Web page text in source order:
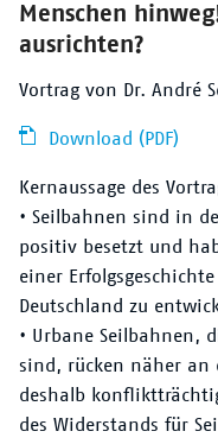
Menschen
ausrichten?
Vortrag von Dr. André
Download (PDF)
Kernaussage des
• Seilbahnen sind in
positiv besetzt und
einer
Deutschland zu
• Urbane Seilbahnen,
sind, rücken näher an
deshalb
des Widerstands für